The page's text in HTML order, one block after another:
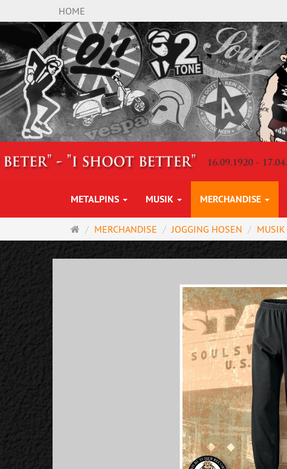
HOME
METALPINS MUSIK MERCHANDISE
Startseite
MERCHANDISE JOGGING HOSEN MUSIK